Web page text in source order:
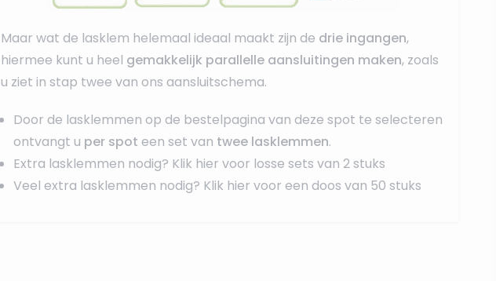
Maar wat de lasklem helemaal ideaal maakt zijn de drie ingangen,
hiermee kunt u heel gemakkelijk parallelle aansluitingen maken, zoals
u ziet in stap twee van ons aansluitschema.
Door de lasklemmen op de bestelpagina van deze spot te selecteren
ontvangt u per spot een set van twee lasklemmen.
Extra lasklemmen nodig? Klik hier voor losse sets van 2 stuks
Veel extra lasklemmen nodig? Klik hier voor een doos van 50 stuks